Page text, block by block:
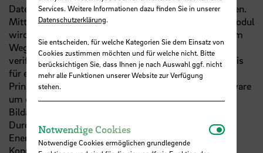
Datenschnittstelle an das Versorgungsmodul übergeben.
Mittels der Kommunikationseinheit im Versorgungsmodul
wird das Bild an die Bodenstation gesendet. Auf diesem
Weg kann die kabellose Schnittstellenkonfiguration
verifiziert werden. Die CubeSAT Plattform soll die Basis
für einen zukünftigen „digitalen Satelliten“ sein. Dieses
Prinzip ermöglicht nachträgliche Anpassung der Software
um die Leistungsfähigkeitbzw.die Qualität der
Bildaufnahme sowie Bildübertragung zu verbessern.
Durch das Prinzip der kabellosen Daten- und
Energieübertragung können zukünftige
Kopplungsvorgänge (Rendezvous Manöver) zwischen
Services. Weitere Informationen dazu finden Sie in unserer
Datenschutzerklärung.
Sie entscheiden, für welche Kategorien Sie dem Einsatz von
Cookies zustimmen möchten und für welche nicht. Bitte
berücksichtigen Sie, dass Ihnen je nach Auswahl ggf. nicht
mehr alle Funktionen unserer Website zur Verfügung
stehen.
Notwendige Cookies
Notwendige Cookies ermöglichen grundlegende